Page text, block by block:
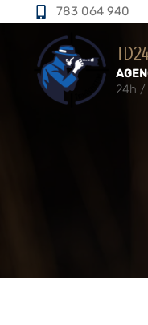
783 064 940
24h /